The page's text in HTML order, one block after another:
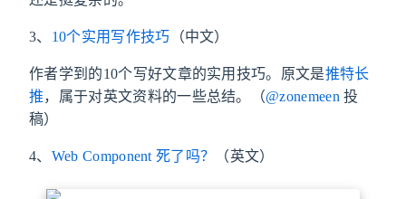
3、 10个实用写作技巧 （中文）
作者学到的10个写好文章的实用技巧。原文是推特长
推，属于对英文资料的一些总结。（@zonemeen 投
稿）
4、 Web Component 死了吗？ （英文）